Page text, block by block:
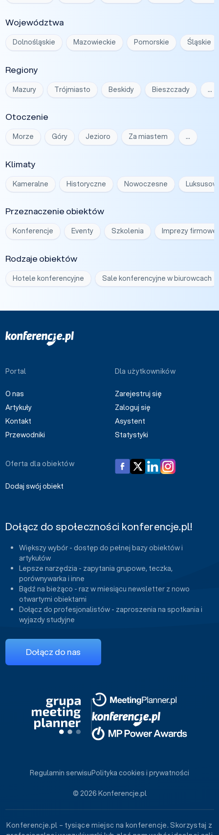
Województwa
Dolnośląskie Mazowieckie Pomorskie Śląskie
Regiony
Mazury Trójmiasto Beskidy Bieszczady …
Otoczenie
Morze Góry Jezioro Za miastem …
Klimaty
Kameralne Historyczne Nowoczesne
Przeznaczenie obiektów
Konferencje Eventy Szkolenia Imprezy firmowe
Rodzaje obiektów
Hotele konferencyjne Sale konferencyjne w biurowcach
Portal
O nas
Artykuły
Kontakt
Przewodniki
Dla użytkowników
Zarejestruj się
Zaloguj się
Asystent
Statystyki
Oferta dla obiektów
Dodaj swój obiekt
Dołącz do społeczności konferencje.pl!
Większy wybór - dostęp do pełnej bazy obiektów i
artykułów
Lepsze narzędzia - zapytania grupowe, teczka,
porównywarka i inne
Bądź na bieżąco - raz w miesiącu newsletter z nowo
otwartymi obiektami
Dołącz do profesjonalistów - zaproszenia na spotkania i
wyjazdy studyjne
Dołącz do nas
© 2026 Konferencje.pl
Regulamin serwisuPolityka cookies i prywatności
Konferencje.pl – tysiące miejsc na konferencje. Skorzystaj z